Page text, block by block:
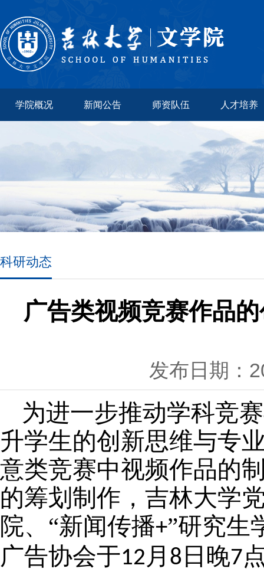
学院概况 新闻公告 师资队伍 人才培养
科研动态
广告类视频竞赛作品
发布日期：
为进一步推动学科竞
升学生的创新思维与专
意类竞赛中视频作品的
的筹划制作，吉林大学
院、 “新闻传播+”研究生
广告协会于12 月 8 日晚7